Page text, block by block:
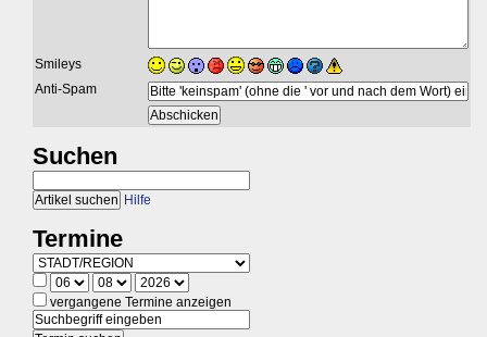
Smileys
Anti-Spam
Suchen
Hilfe
Termine
vergangene Termine anzeigen